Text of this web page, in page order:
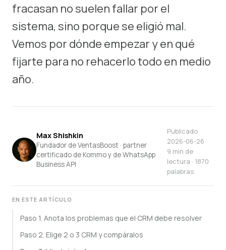
fracasan no suelen fallar por el
sistema, sino porque se eligió mal.
Vemos por dónde empezar y en qué
fijarte para no rehacerlo todo en medio
año.
Max Shishkin
Fundador de VentasBoost · partner
certificado de Kommo y de WhatsApp
Business API
Publicado
2026-06-26
9 min de
lectura · 1870
palabras
EN ESTE ARTÍCULO
Paso 1. Anota los problemas que el CRM debe resolver
Paso 2. Elige 2 o 3 CRM y compáralos